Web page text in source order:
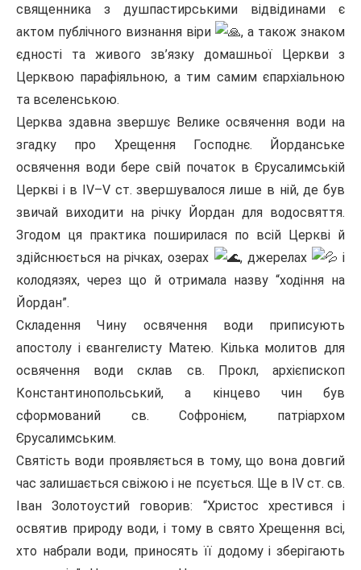
священника з душпастирськими відвідинами є
актом публічного визнання віри
, а також знаком
єдності та живого зв’язку домашньої Церкви з
Церквою парафіяльною, а тим самим єпархіальною
та вселенською.
Церква здавна звершує Велике освячення води на
згадку про Хрещення Господнє. Йорданське
освячення води бере свій початок в Єрусалимській
Церкві і в IV–V ст. звершувалося лише в ній, де був
звичай виходити на річку Йордан для водосвяття.
Згодом ця практика поширилася по всій Церкві й
здійснюється на річках, озерах
, джерелах
і
колодязях, через що й отримала назву “ходіння на
Йордан”.
Складення Чину освячення води приписують
апостолу і євангелисту Матею. Кілька молитов для
освячення води склав св. Прокл, архієпископ
Константинопольський, а кінцево чин був
сформований св. Софронієм, патріархом
Єрусалимським.
Святість води проявляється в тому, що вона довгий
час залишається свіжою і не псується. Ще в IV ст. св.
Іван Золотоустий говорив: “Христос хрестився і
освятив природу води, і тому в свято Хрещення всі,
хто набрали води, приносять її додому і зберігають